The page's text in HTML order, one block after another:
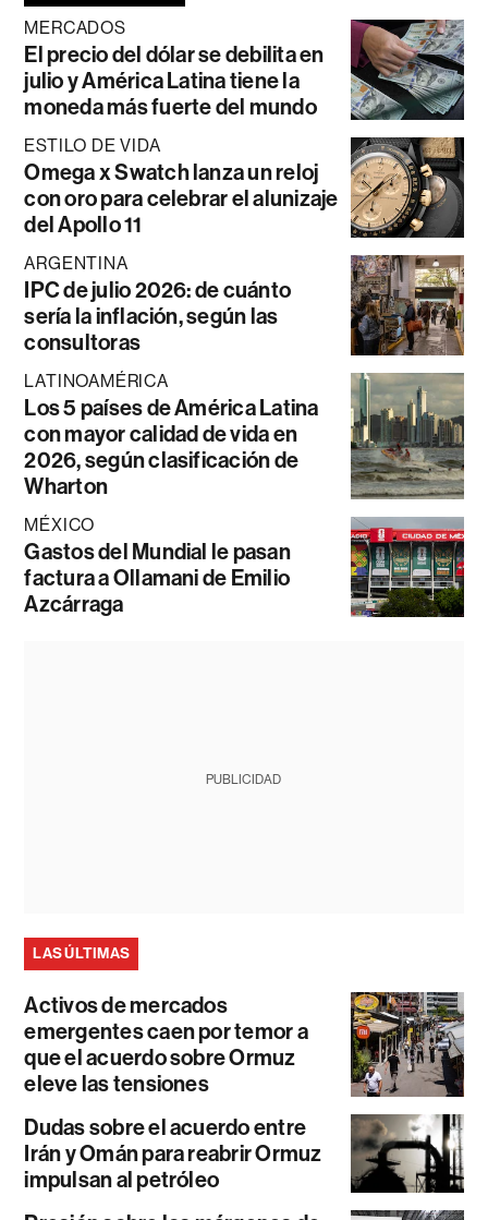
MERCADOS
El precio del dólar se debilita en
julio y América Latina tiene la
moneda más fuerte del mundo
ESTILO DE VIDA
Omega x Swatch lanza un reloj
con oro para celebrar el alunizaje
del Apollo 11
ARGENTINA
IPC de julio 2026: de cuánto
sería la inflación, según las
consultoras
LATINOAMÉRICA
Los 5 países de América Latina
con mayor calidad de vida en
2026, según clasificación de
Wharton
MÉXICO
Gastos del Mundial le pasan
factura a Ollamani de Emilio
Azcárraga
PUBLICIDAD
LAS ÚLTIMAS
Activos de mercados
emergentes caen por temor a
que el acuerdo sobre Ormuz
eleve las tensiones
Dudas sobre el acuerdo entre
Irán y Omán para reabrir Ormuz
impulsan al petróleo